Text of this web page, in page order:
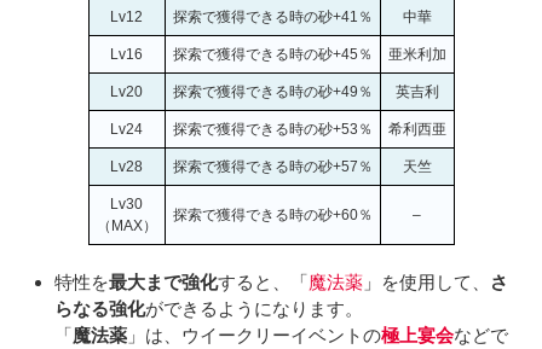
Lv12 探索で獲得できる時の砂+41％ 中華
Lv16 探索で獲得できる時の砂+45％ 亜米利加
Lv20 探索で獲得できる時の砂+49％ 英吉利
Lv24 探索で獲得できる時の砂+53％ 希利西亜
Lv28 探索で獲得できる時の砂+57％ 天竺
Lv30
（MAX）
探索で獲得できる時の砂+60％ –
特性を最大まで強化すると、「魔法薬 」を使用して、
さ
らなる強化ができるようになります。
「魔法薬 」は、ウイークリーイベントの極上宴会などで